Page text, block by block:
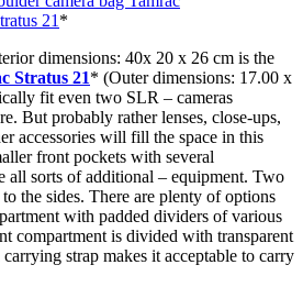
21*
dimensions: 40x 20 x 26 cm is the
Stratus 21* (Outer dimensions: 17.00 x
fit even two SLR – cameras
But probably rather lenses, close-ups,
accessories will fill the space in this
front pockets with several
all sorts of additional – equipment. Two
the sides. There are plenty of options
with padded dividers of various
compartment is divided with transparent
strap makes it acceptable to carry